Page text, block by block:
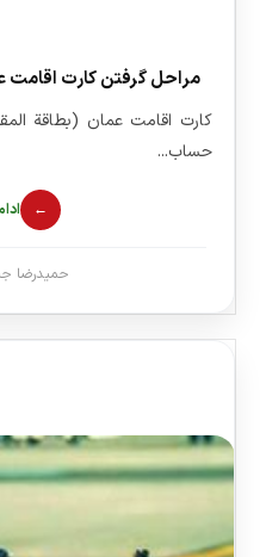
مراحل گرفتن کارت اقامت عمان 2026 + هزینه
کارت اقامت عمان (بطاقة
حساب...
حمیدرضا